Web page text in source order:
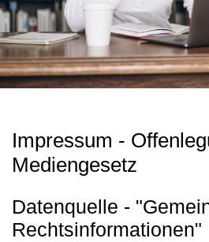
Impressum -
Mediengesetz
Datenquelle -
Rechtsinformationen"